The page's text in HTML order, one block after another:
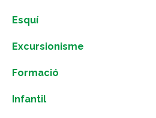
Esquí
Excursionisme
Formació
Infantil